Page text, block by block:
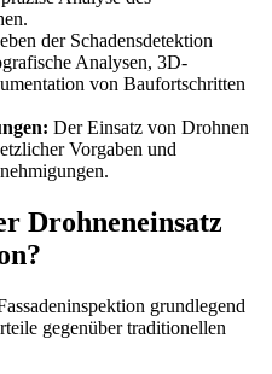
der Schadensdetektion
Analysen, 3D-
von Baufortschritten
Der Einsatz von Drohnen
Vorgaben und
Drohneneinsatz
grundlegend
gegenüber traditionellen